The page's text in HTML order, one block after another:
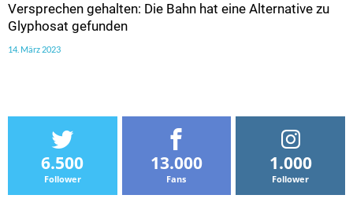
Versprechen gehalten: Die Bahn hat eine Alternative zu
Glyphosat gefunden
14. März 2023
6.500
Follower
13.000
Fans
1.000
Follower